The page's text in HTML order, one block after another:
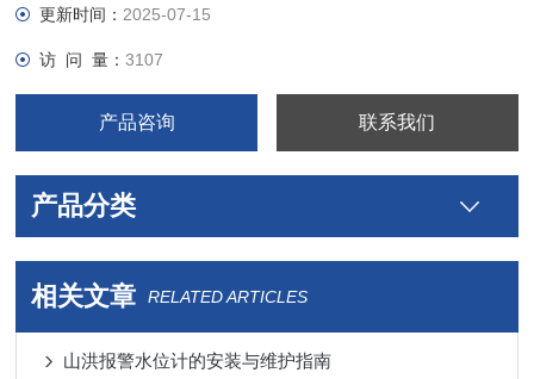
更新时间： 2025-07-15
访 问 量：3107
产品咨询 联系我们
产品分类
相关文章 RELATED ARTICLES
山洪报警水位计的安装与维护指南